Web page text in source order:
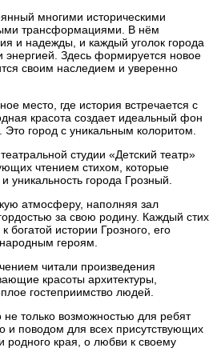
многими историческими
трансформациями. В нём
и надежды, и каждый уголок города
энергией. Здесь формируется новое
своим наследием и уверенно
место, где история встречается с
красота создает идеальный фон
город с уникальным колоритом.
студии «Детский театр»
чтением стихом, которые
уникальность города Грозный.
атмосферу, наполняя зал
за свою родину. Каждый стих
богатой истории Грозного, его
героям.
читали произведения
красоты архитектуры,
гостеприимство людей.
только возможностью для ребят
и поводом для всех присутствующих
родного края, о любви к своему